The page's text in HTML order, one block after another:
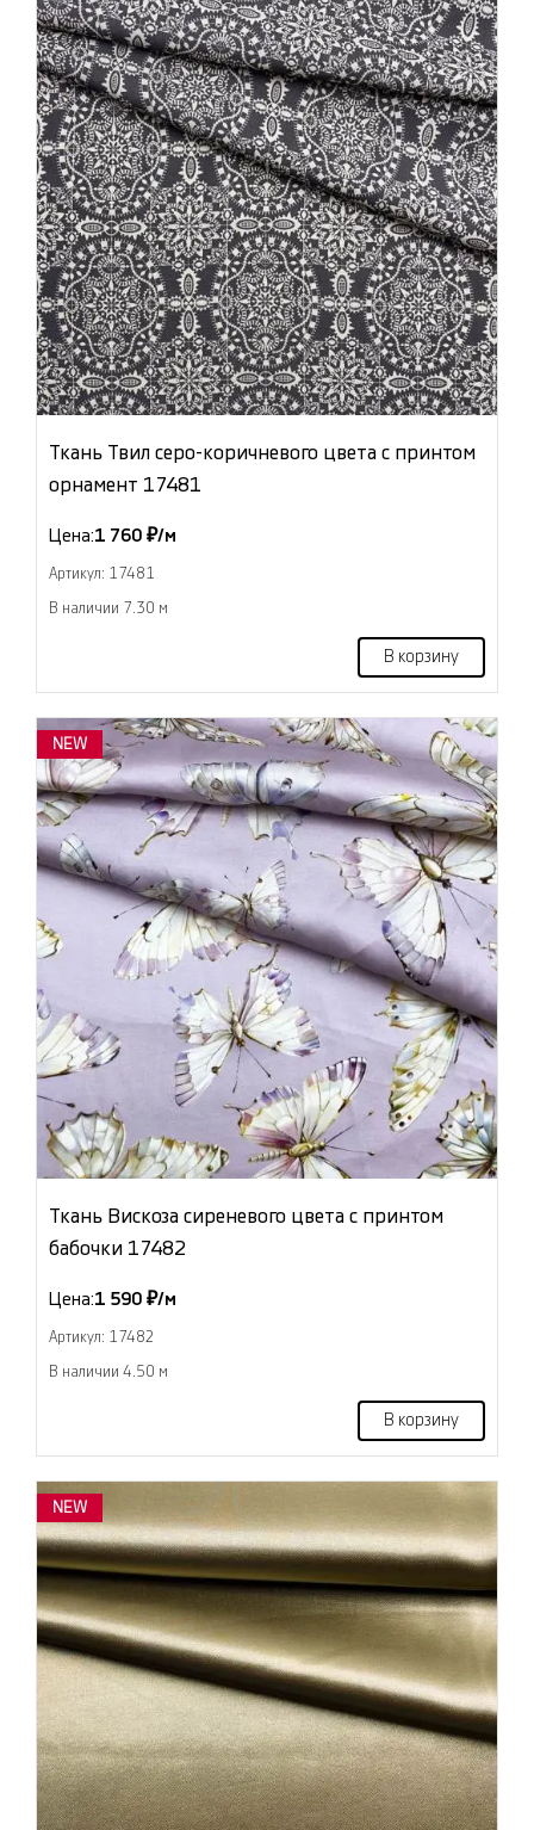
Ткань Твил серо-коричневого цвета с принтом
орнамент 17481
Цена:1 760 ₽/м
Артикул: 17481
В наличии 7.30 м
В корзину
NEW
Ткань Вискоза сиреневого цвета с принтом
бабочки 17482
Цена:1 590 ₽/м
Артикул: 17482
В наличии 4.50 м
В корзину
NEW